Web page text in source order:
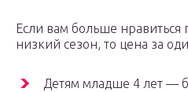
Если вам больше нравиться
низкий сезон, то цена за
Детям младше 4 лет —